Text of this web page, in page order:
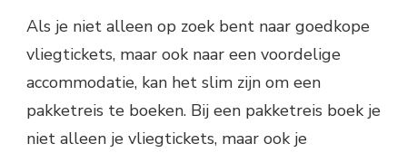
Als je niet alleen op zoek bent naar goedkope
vliegtickets, maar ook naar een voordelige
accommodatie, kan het slim zijn om een
pakketreis te boeken. Bij een pakketreis boek je
niet alleen je vliegtickets, maar ook je